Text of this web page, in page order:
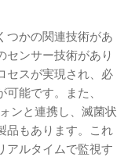
つかの関連技術があ
センサー技術があり
セスが実現され、必
能です。また、
ンと連携し、滅菌状
品もあります。これ
アルタイムで監視す